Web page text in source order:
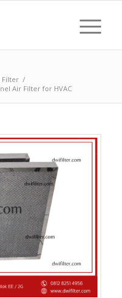
Filter /
Air Filter for HVAC